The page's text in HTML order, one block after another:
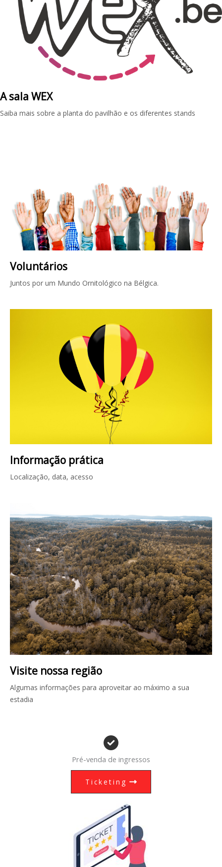
A sala WEX
Saiba mais sobre a planta do pavilhão e os diferentes stands
Voluntários
Juntos por um Mundo Ornitológico na Bélgica.
Informação prática
Localização, data, acesso
Visite nossa região
Algumas informações para aproveitar ao máximo a sua
estadia
Pré-venda de ingressos
Ticketing